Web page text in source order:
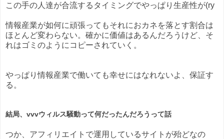
この手の人達が合流するタイミングでやっぱり生産性が(ry
情報産業が如何に頑張ってもそれにおカネを落とす割合は
ほとんど変わらない。確かに価値はあるんだろうけど、そ
れはゴミのようにコピーされていく。
やっぱり情報産業で働いても幸せにはなれないよ、保証す
る。
結局、vvvウィルス騒動って何だったんだろうって話
つか、アフィリエイトで運用しているサイトが殆どなの